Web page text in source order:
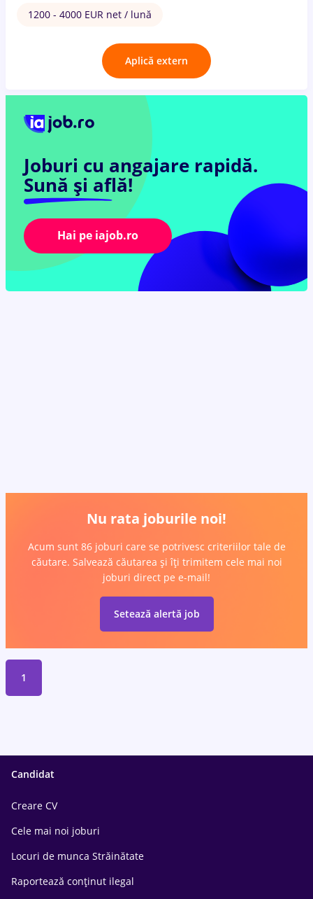
1200 - 4000 EUR net / lună
Aplică extern
Joburi cu angajare rapidă.
Sună și află!
Hai pe iajob.ro
Nu rata joburile noi!
Acum sunt 86 joburi care se potrivesc criteriilor tale de
căutare. Salvează căutarea și îți trimitem cele mai noi
joburi direct pe e-mail!
Setează alertă job
1
Candidat
Creare CV
Cele mai noi joburi
Locuri de munca Străinătate
Raportează conținut ilegal